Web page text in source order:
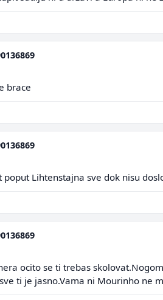
brace
Lihtenstajna sve dok nisu
ocito se ti trebas
ti je jasno.Vama ni Mourinho ne